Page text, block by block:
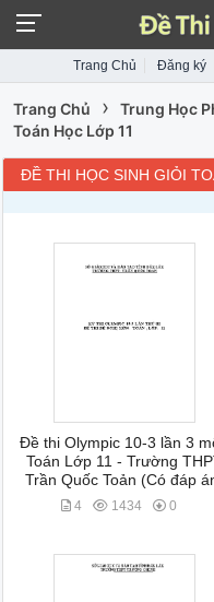
Trang Chủ Đăng ký
Trang Chủ › Trung Học
Toán Học Lớp 11
ĐỀ THI HỌC SINH GIỎI
Đề thi Olympic 10-3 lần 3
Toán Lớp 11 - Trường
Trần Quốc Toản (Có đáp
4 1434 0